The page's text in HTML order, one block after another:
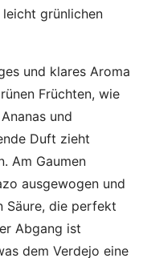
grünlichen
und klares Aroma
Früchten, wie
und
Duft zieht
Am Gaumen
ausgewogen und
Säure, die perfekt
Abgang ist
dem Verdejo eine